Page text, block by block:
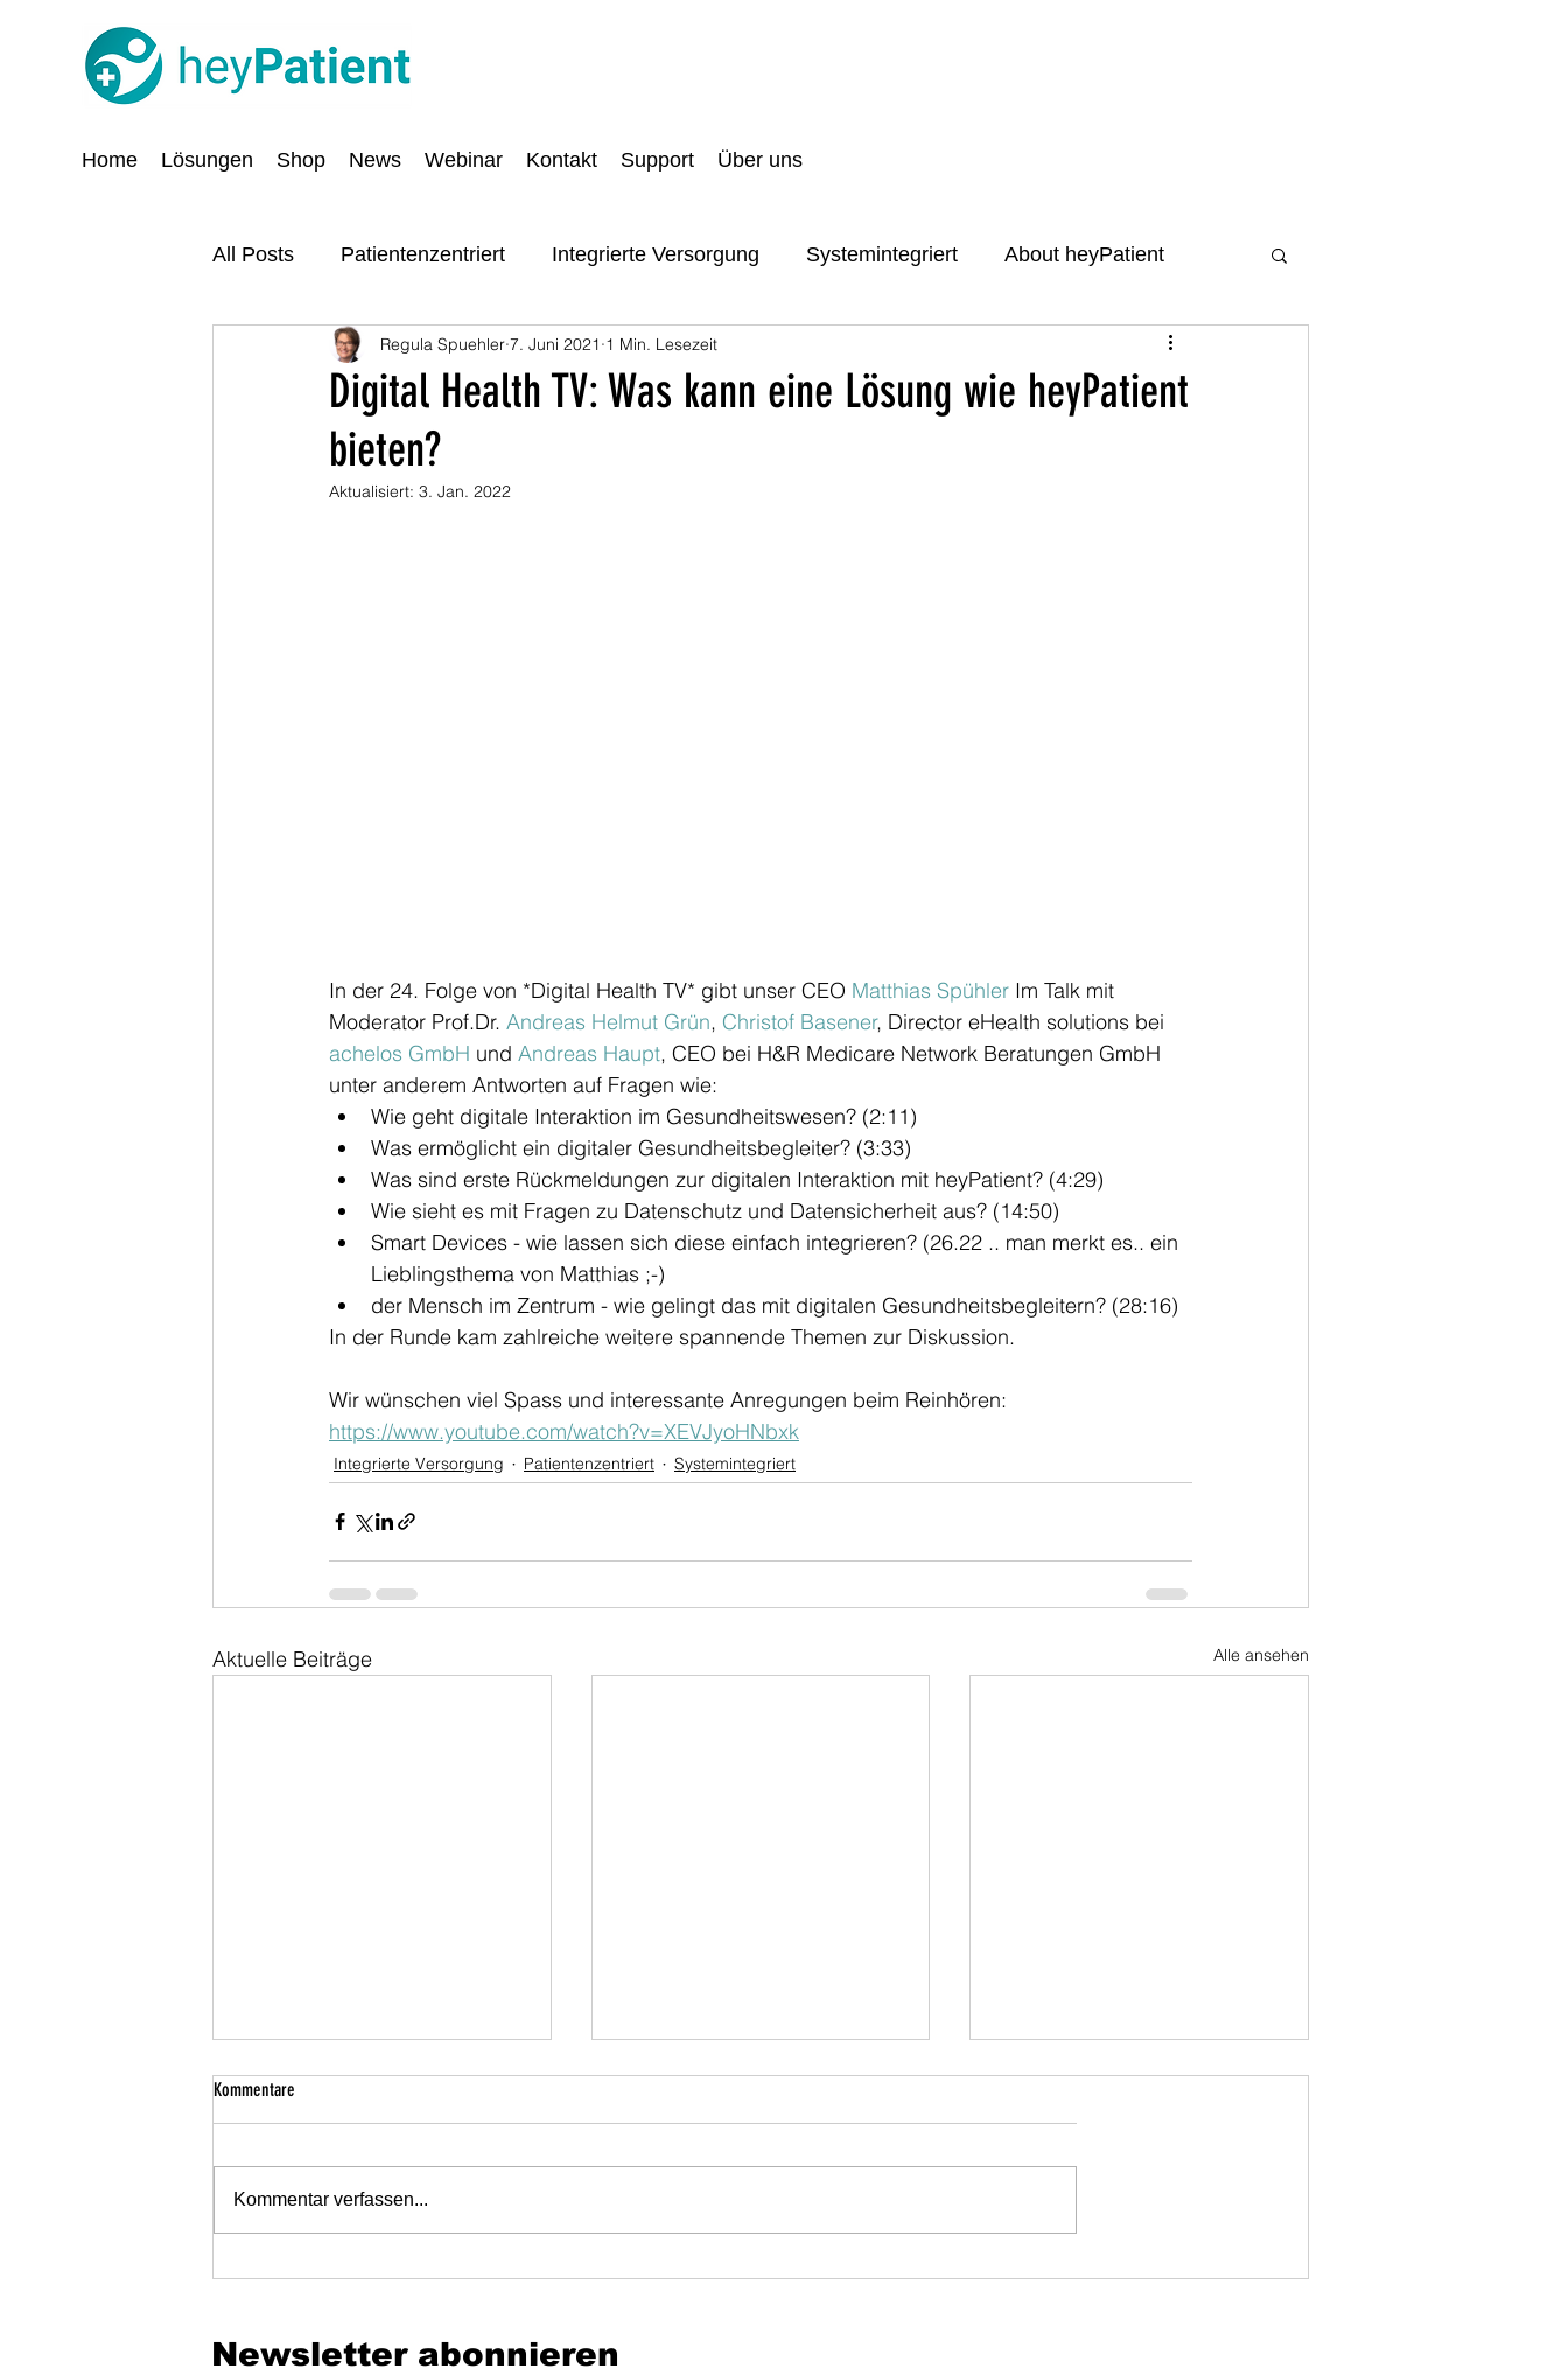
Home Lösungen Shop News Webinar Kontakt Support Über uns
All Posts Patientenzentriert Integrierte Versorgung Systemintegriert About heyPatient
Digitalisierung Sicherheit und Datenschutz
Digital Health TV: Was kann eine Lösung wie heyPatient
bieten?
Regula Spuehler 7. Juni 2021 1 Min. Lesezeit
Aktualisiert: 3. Jan. 2022
In der 24. Folge von *Digital Health TV* gibt unser CEO Matthias Spühler Im Talk mit
Moderator Prof.Dr. Andreas Helmut Grün, Christof Basener, Director eHealth solutions bei
achelos GmbH und Andreas Haupt, CEO bei H&R Medicare Network Beratungen GmbH
unter anderem Antworten auf Fragen wie:
Wie geht digitale Interaktion im Gesundheitswesen? (2:11)
Was ermöglicht ein digitaler Gesundheitsbegleiter? (3:33)
Was sind erste Rückmeldungen zur digitalen Interaktion mit heyPatient? (4:29)
Wie sieht es mit Fragen zu Datenschutz und Datensicherheit aus? (14:50)
Smart Devices - wie lassen sich diese einfach integrieren? (26.22 .. man merkt es.. ein
Lieblingsthema von Matthias ;-)
der Mensch im Zentrum - wie gelingt das mit digitalen Gesundheitsbegleitern? (28:16)
In der Runde kam zahlreiche weitere spannende Themen zur Diskussion.
Wir wünschen viel Spass und interessante Anregungen beim Reinhören:
https://www.youtube.com/watch?v=XEVJyoHNbxk
Integrierte Versorgung Patientenzentriert Systemintegriert
Aktuelle Beiträge Alle ansehen
Kommentare
Kommentar verfassen...
Newsletter abonnieren